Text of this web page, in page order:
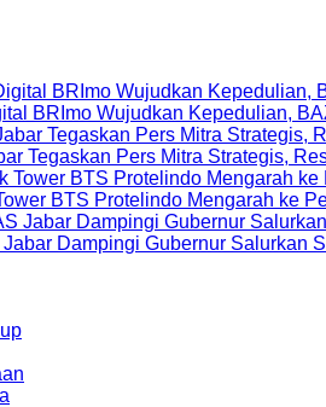
BRImo Wujudkan Kepedulian,
Tegaskan Pers Mitra Strategis,
BTS Protelindo Mengarah ke
Dampingi Gubernur Salurkan